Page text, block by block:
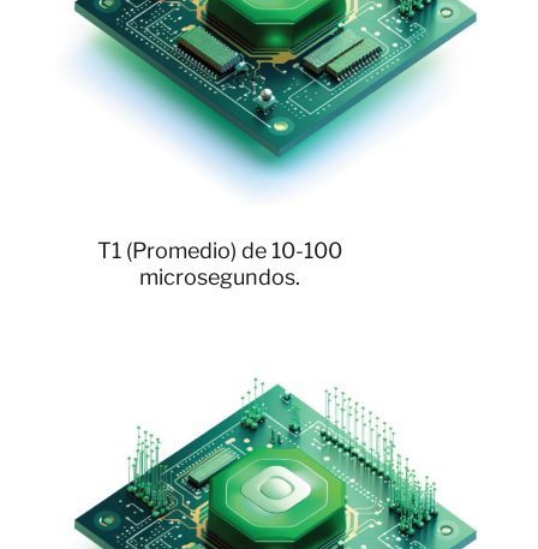
T1 (Promedio) de 10-100
microsegundos.